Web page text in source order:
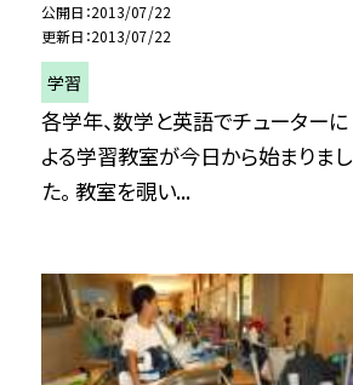
公開日 2013/07/22
更新日 2013/07/22
学習
各学年、数学と英語でチューターに
よる学習教室が今日から始まりまし
た。 教室を覗い...